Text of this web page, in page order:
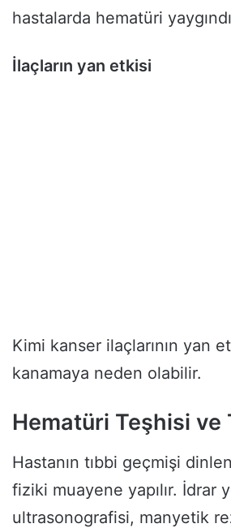
hastalarda hematüri
İlaçların yan etkisi
Kimi kanser ilaçlarının yan
kanamaya neden olabilir.
Hematüri Teşhisi ve
Hastanın tıbbi geçmişi
fiziki muayene yapılır. İdrar
ultrasonografisi, manyetik